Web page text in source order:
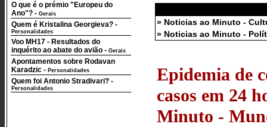
O que é o prémio "Europeu do
Ano"? - Gerais
Quem é Kristalina Georgieva? -
Personalidades
Voo MH17 - Resultados do
inquérito ao abate do avião - Gerais
Apontamentos sobre Rodavan
Karadzic - Personalidades
Quem foi Antonio Stradivari? -
Personalidades
» Noticias ao Minuto -
» Noticias ao Minuto -
Epidemia de
casos em 24
Minuto -